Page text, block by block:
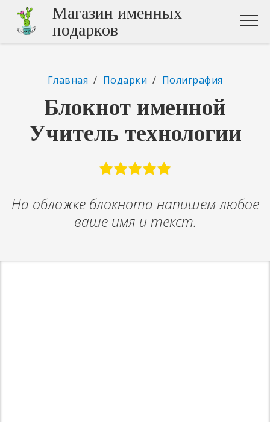
Магазин именных
подарков
Главная / Подарки / Полиграфия
Блокнот именной
Учитель технологии
На обложке блокнота напишем любое
ваше имя и текст.